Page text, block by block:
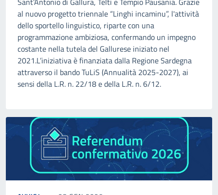
al nuovo progetto triennale “Linghi incaminu”, l'attività
dello sportello linguistico, riparte con una
programmazione ambiziosa, confermando un impegno
costante nella tutela del Gallurese iniziato nel
2021.L’iniziativa è finanziata dalla Regione Sardegna
attraverso il bando TuLiS (Annualità 2025-2027), ai
sensi della L.R. n. 22/18 e della L.R. n. 6/12.